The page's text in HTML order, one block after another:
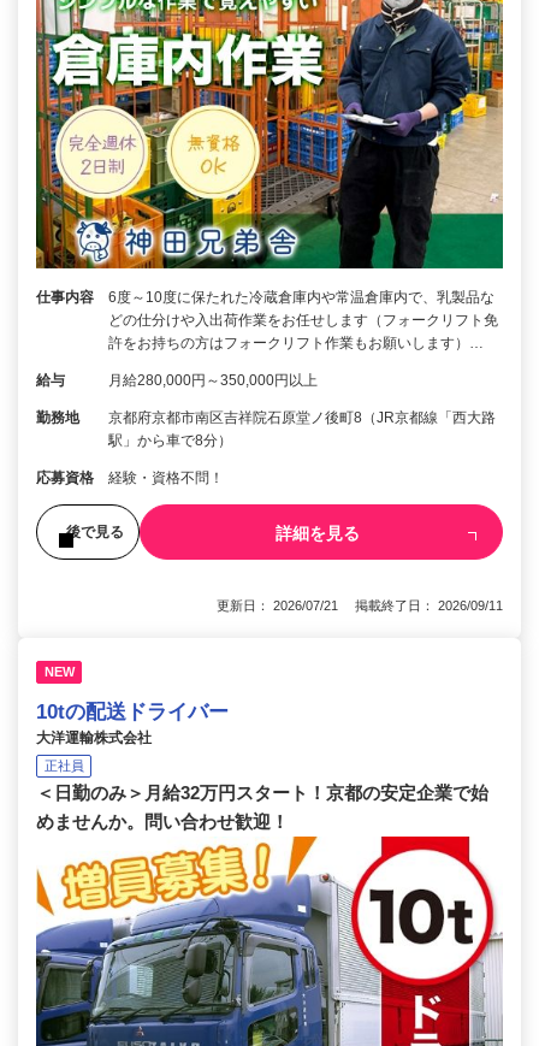
仕事内容
6度～10度に保たれた冷蔵倉庫内や常温倉庫内で、乳製品な
どの仕分けや入出荷作業をお任せします（フォークリフト免
許をお持ちの方はフォークリフト作業もお願いします）…
給与 月給280,000円～350,000円以上
勤務地
京都府京都市南区吉祥院石原堂ノ後町8（JR京都線「西大路
駅」から車で8分）
応募資格 経験・資格不問！
後で見る 詳細を見る
更新日： 2026/07/21 掲載終了日： 2026/09/11
NEW
10tの配送ドライバー
大洋運輸株式会社
正社員
＜日勤のみ＞月給32万円スタート！京都の安定企業で始
めませんか。問い合わせ歓迎！